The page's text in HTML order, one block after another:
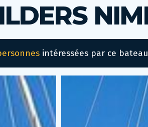
intéressées par ce